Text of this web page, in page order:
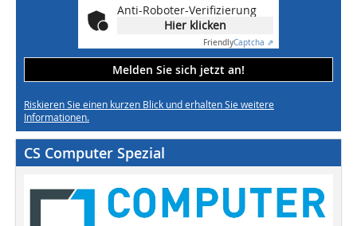
Anti-Roboter-Verifizierung
Hier klicken
FriendlyCaptcha ⇗
Melden Sie sich jetzt an!
Riskieren Sie einen kurzen Blick und erhalten Sie weitere
Informationen.
CS Computer Spezial